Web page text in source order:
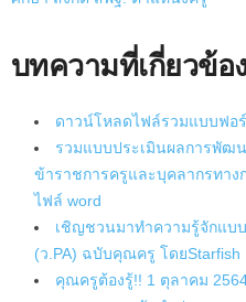
บทความที่เกี่ยวข้อ
ดาวน์โหลดไฟล์รวมแบบฟอร์
รวมแบบประเมินผลการพัฒ
ข้าราชการครูและบุคลากรทาง
ไฟล์ word
เชิญชวนมาทำความรู้จักแบ
(ว.PA) ฉบับคุณครู โดยStarfish
คุณครูต้องรู้!! 1 ตุลาคม